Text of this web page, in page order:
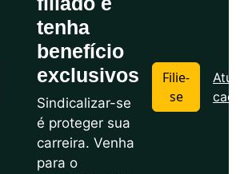
tenha
benefício
exclusivos
Sindicalizar-se
é proteger sua
carreira. Venha
para o
Filie-
se